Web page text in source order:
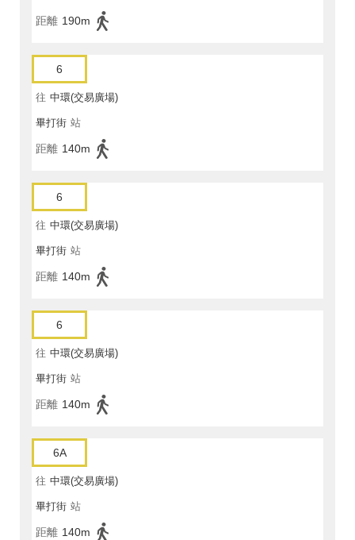
距離 190m
6
往 中環(交易廣場)
畢打街 站
距離 140m
6
往 中環(交易廣場)
畢打街 站
距離 140m
6
往 中環(交易廣場)
畢打街 站
距離 140m
6A
往 中環(交易廣場)
畢打街 站
距離 140m